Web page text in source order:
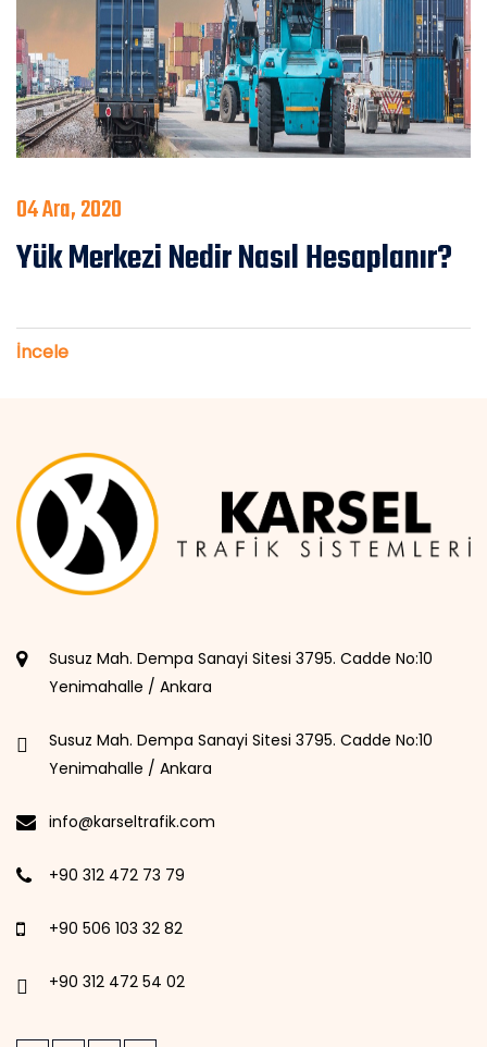
04 Ara, 2020
Yük Merkezi Nedir Nasıl Hesaplanır?
İncele
Susuz Mah. Dempa Sanayi Sitesi 3795. Cadde No:10
Yenimahalle / Ankara
Susuz Mah. Dempa Sanayi Sitesi 3795. Cadde No:10
Yenimahalle / Ankara
info@karseltrafik.com
+90 312 472 73 79
+90 506 103 32 82
+90 312 472 54 02